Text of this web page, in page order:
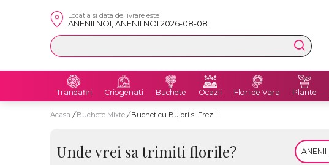
Locatia si data de livrare este
ANENII NOI, ANENII NOI 2026-08-08
Trandafiri Criogenati Buchete Ocazii Flori de Vara Plante
Acasa / Buchete Mixte / Buchet cu Bujori si Frezii
Unde vrei sa trimiti florile?